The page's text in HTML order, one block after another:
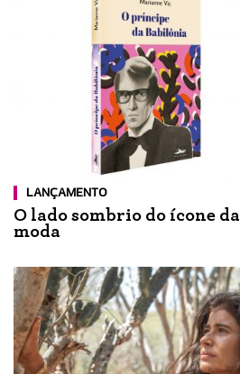
LANÇAMENTO
O lado sombrio do ícone da
moda